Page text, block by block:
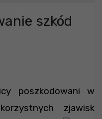
szkód
poszkodowani w
zjawisk